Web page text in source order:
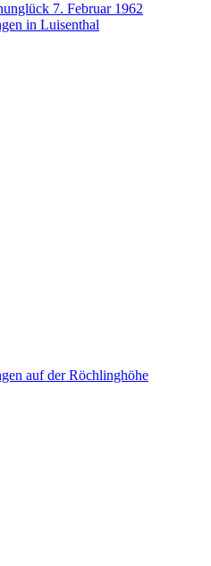
7. Februar 1962
in Luisenthal
auf der Röchlinghöhe